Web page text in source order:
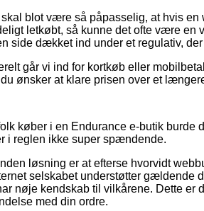
skal blot være så påpasselig, at hvis
letkøbt, så kunne det ofte være en
side dækket ind under et regulativ,
går vi ind for kortkøb eller
ønsker at klare prisen over et
køber i en Endurance e-butik burde
i reglen ikke super spændende.
løsning er at efterse hvorvidt
selskabet understøtter gældende
nøje kendskab til vilkårene. Dette er
med din ordre.